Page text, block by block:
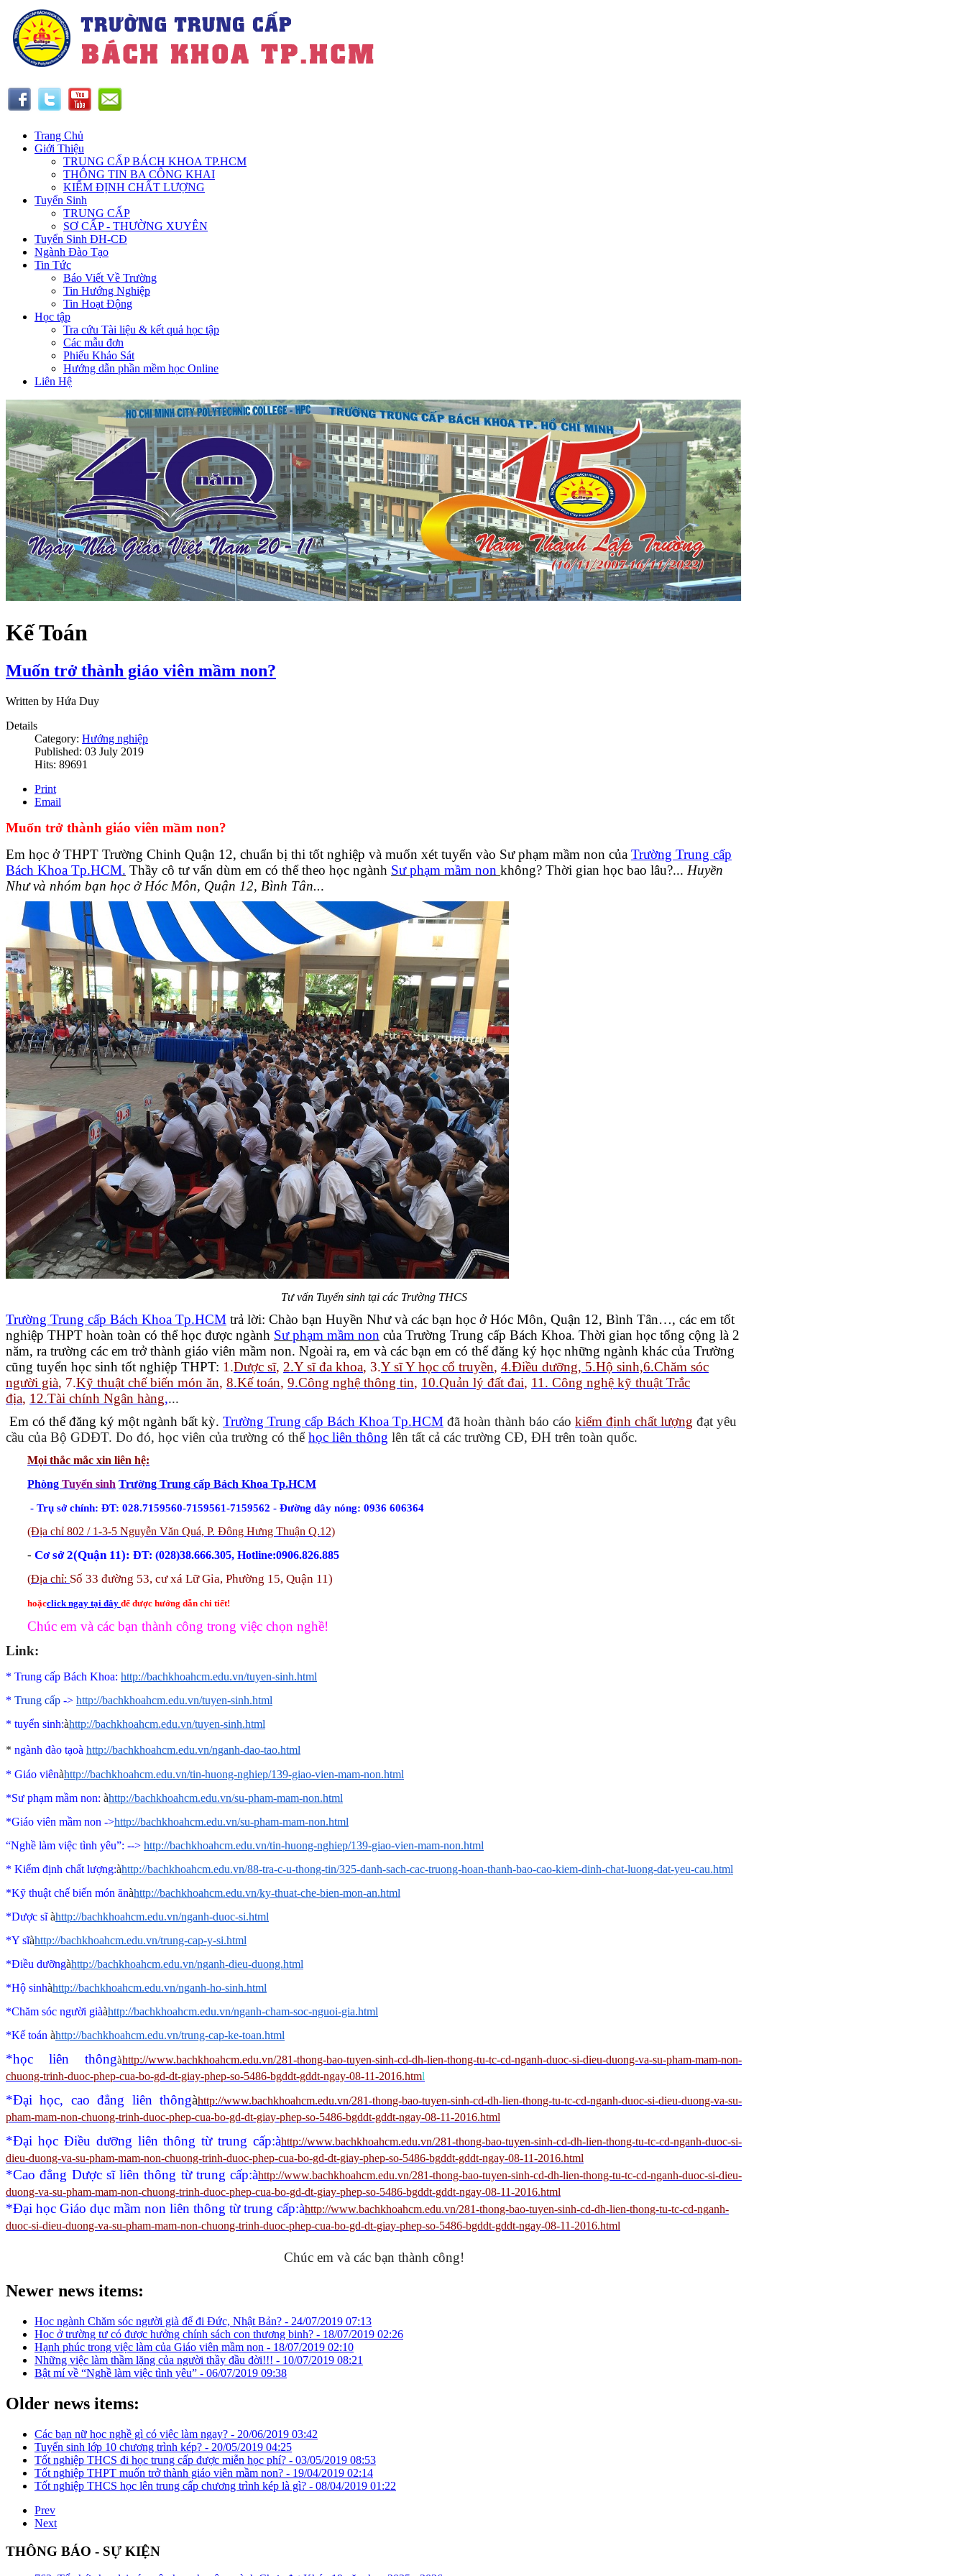
Trang Chủ
Giới Thiệu
TRUNG CẤP BÁCH KHOA TP.HCM
THÔNG TIN BA CÔNG KHAI
KIỂM ĐỊNH CHẤT LƯỢNG
Tuyển Sinh
TRUNG CẤP
SƠ CẤP - THƯỜNG XUYÊN
Tuyển Sinh ĐH-CĐ
Ngành Đào Tạo
Tin Tức
Báo Viết Về Trường
Tin Hướng Nghiệp
Tin Hoạt Động
Học tập
Tra cứu Tài liệu & kết quả học tập
Các mẫu đơn
Phiếu Khảo Sát
Hướng dẫn phần mềm học Online
Liên Hệ
Kế Toán
Muốn trở thành giáo viên mầm non?
Written by Hứa Duy
Details
Category: Hướng nghiệp
Published: 03 July 2019
Hits: 89691
Print
Email
Muốn trở thành giáo viên mầm non?
Em học ở THPT Trường Chinh Quận 12, chuẩn bị thi tốt nghiệp và muốn xét tuyển vào Sư phạm mầm non của Trường Trung cấp
Bách Khoa Tp.HCM. Thầy cô tư vấn dùm em có thể theo học ngành Sư phạm mầm non không? Thời gian học bao lâu?... Huyền
Như và nhóm bạn học ở Hóc Môn, Quận 12, Bình Tân...
Tư vấn Tuyển sinh tại các Trường THCS
Trường Trung cấp Bách Khoa Tp.HCM trả lời: Chào bạn Huyền Như và các bạn học ở Hóc Môn, Quận 12, Bình Tân…, các em tốt
nghiệp THPT hoàn toàn có thể học được ngành Sư phạm mầm non của Trường Trung cấp Bách Khoa. Thời gian học tổng cộng là 2
năm, ra trường các em trở thành giáo viên mầm non. Ngoài ra, em và các bạn em có thể đăng ký học những ngành khác của Trường
cũng tuyển học sinh tốt nghiệp THPT: 1.Dược sĩ, 2.Y sĩ đa khoa, 3.Y sĩ Y học cổ truyền, 4.Điều dưỡng, 5.Hộ sinh,6.Chăm sóc
người già, 7.Kỹ thuật chế biến món ăn, 8.Kế toán, 9.Công nghệ thông tin, 10.Quản lý đất đai, 11. Công nghệ kỹ thuật Trắc
địa, 12.Tài chính Ngân hàng,...
Em có thể đăng ký một ngành bất kỳ. Trường Trung cấp Bách Khoa Tp.HCM đã hoàn thành báo cáo kiểm định chất lượng đạt yêu
cầu của Bộ GDĐT. Do đó, học viên của trường có thểhọc liên thông lên tất cả các trường CĐ, ĐH trên toàn quốc.
Mọi thắc mắc xin liên hệ:
Phòng Tuyển sinh Trường Trung cấp Bách Khoa Tp.HCM
- Trụ sở chính: ĐT: 028.7159560-7159561-7159562 - Đường dây nóng: 0936 606364
(Địa chỉ 802 / 1-3-5 Nguyễn Văn Quá, P. Đông Hưng Thuận Q.12)
- Cơ sở 2(Quận 11): ĐT: (028)38.666.305, Hotline:0906.826.885
(Địa chỉ: Số 33 đường 53, cư xá Lữ Gia, Phường 15, Quận 11)
hoặcclick ngay tại đây để được hướng dẫn chi tiết!
Chúc em và các bạn thành công trong việc chọn nghề!
Link:
* Trung cấp Bách Khoa: http://bachkhoahcm.edu.vn/tuyen-sinh.html
* Trung cấp -> http://bachkhoahcm.edu.vn/tuyen-sinh.html
* tuyển sinh:àhttp://bachkhoahcm.edu.vn/tuyen-sinh.html
* ngành đào tạoà http://bachkhoahcm.edu.vn/nganh-dao-tao.html
* Giáo viênàhttp://bachkhoahcm.edu.vn/tin-huong-nghiep/139-giao-vien-mam-non.html
*Sư phạm mầm non: àhttp://bachkhoahcm.edu.vn/su-pham-mam-non.html
*Giáo viên mầm non ->http://bachkhoahcm.edu.vn/su-pham-mam-non.html
“Nghề làm việc tình yêu”: --> http://bachkhoahcm.edu.vn/tin-huong-nghiep/139-giao-vien-mam-non.html
* Kiểm định chất lượng:àhttp://bachkhoahcm.edu.vn/88-tra-c-u-thong-tin/325-danh-sach-cac-truong-hoan-thanh-bao-cao-kiem-dinh-chat-luong-dat-yeu-cau.html
*Kỹ thuật chế biến món ănàhttp://bachkhoahcm.edu.vn/ky-thuat-che-bien-mon-an.html
*Dược sĩàhttp://bachkhoahcm.edu.vn/nganh-duoc-si.html
*Y sĩàhttp://bachkhoahcm.edu.vn/trung-cap-y-si.html
*Điều dưỡngàhttp://bachkhoahcm.edu.vn/nganh-dieu-duong.html
*Hộ sinhàhttp://bachkhoahcm.edu.vn/nganh-ho-sinh.html
*Chăm sóc người giààhttp://bachkhoahcm.edu.vn/nganh-cham-soc-nguoi-gia.html
*Kế toán àhttp://bachkhoahcm.edu.vn/trung-cap-ke-toan.html
*học liên thôngàhttp://www.bachkhoahcm.edu.vn/281-thong-bao-tuyen-sinh-cd-dh-lien-thong-tu-tc-cd-nganh-duoc-si-dieu-duong-va-su-pham-mam-non-
chuong-trinh-duoc-phep-cua-bo-gd-dt-giay-phep-so-5486-bgddt-gddt-ngay-08-11-2016.html
*Đại học, cao đẳng liên thôngàhttp://www.bachkhoahcm.edu.vn/281-thong-bao-tuyen-sinh-cd-dh-lien-thong-tu-tc-cd-nganh-duoc-si-dieu-duong-va-su-
pham-mam-non-chuong-trinh-duoc-phep-cua-bo-gd-dt-giay-phep-so-5486-bgddt-gddt-ngay-08-11-2016.html
*Đại học Điều dưỡng liên thông từ trung cấp:àhttp://www.bachkhoahcm.edu.vn/281-thong-bao-tuyen-sinh-cd-dh-lien-thong-tu-tc-cd-nganh-duoc-si-
dieu-duong-va-su-pham-mam-non-chuong-trinh-duoc-phep-cua-bo-gd-dt-giay-phep-so-5486-bgddt-gddt-ngay-08-11-2016.html
*Cao đẳng Dược sĩ liên thông từ trung cấp:àhttp://www.bachkhoahcm.edu.vn/281-thong-bao-tuyen-sinh-cd-dh-lien-thong-tu-tc-cd-nganh-duoc-si-dieu-
duong-va-su-pham-mam-non-chuong-trinh-duoc-phep-cua-bo-gd-dt-giay-phep-so-5486-bgddt-gddt-ngay-08-11-2016.html
*Đại học Giáo dục mầm non liên thông từ trung cấp:àhttp://www.bachkhoahcm.edu.vn/281-thong-bao-tuyen-sinh-cd-dh-lien-thong-tu-tc-cd-nganh-
duoc-si-dieu-duong-va-su-pham-mam-non-chuong-trinh-duoc-phep-cua-bo-gd-dt-giay-phep-so-5486-bgddt-gddt-ngay-08-11-2016.html
Chúc em và các bạn thành công!
Newer news items:
Học ngành Chăm sóc người già để đi Đức, Nhật Bản? - 24/07/2019 07:13
Học ở trường tư có được hưởng chính sách con thương binh? - 18/07/2019 02:26
Hạnh phúc trong việc làm của Giáo viên mầm non - 18/07/2019 02:10
Những việc làm thầm lặng của người thầy đầu đời!!! - 10/07/2019 08:21
Bật mí về “Nghề làm việc tình yêu” - 06/07/2019 09:38
Older news items:
Các bạn nữ học nghề gì có việc làm ngay? - 20/06/2019 03:42
Tuyển sinh lớp 10 chương trình kép? - 20/05/2019 04:25
Tốt nghiệp THCS đi học trung cấp được miễn học phí? - 03/05/2019 08:53
Tốt nghiệp THPT muốn trở thành giáo viên mầm non? - 19/04/2019 02:14
Tốt nghiệp THCS học lên trung cấp chương trình kép là gì? - 08/04/2019 01:22
Prev
Next
THÔNG BÁO - SỰ KIỆN